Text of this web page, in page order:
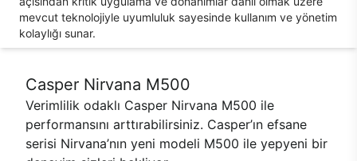
mevcut teknolojiyle uyumluluk sayesinde kullanım ve yönetim
kolaylığı sunar.
Casper Nirvana M500
Verimlilik odaklı Casper Nirvana M500 ile
performansını arttırabilirsiniz. Casper’ın efsane
serisi Nirvana’nın yeni modeli M500 ile yepyeni bir